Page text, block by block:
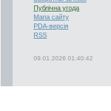
Публічна угода
Мапа сайту
PDA-версія
RSS
09.01.2026 01:40:42